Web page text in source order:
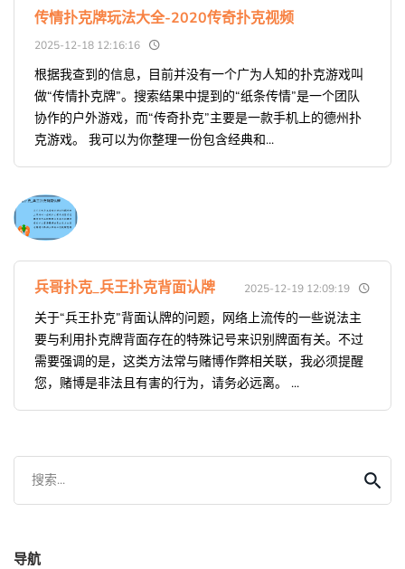
传情扑克牌玩法大全-2020传奇扑克视频
2025-12-18 12:16:16
根据我查到的信息，目前并没有一个广为人知的扑克游戏叫
做“传情扑克牌”。搜索结果中提到的“纸条传情”是一个团队
协作的户外游戏，而“传奇扑克”主要是一款手机上的德州扑
克游戏。 我可以为你整理一份包含经典和...
兵哥扑克_兵王扑克背面认牌 2025-12-19 12:09:19
关于“兵王扑克”背面认牌的问题，网络上流传的一些说法主
要与利用扑克牌背面存在的特殊记号来识别牌面有关。不过
需要强调的是，这类方法常与赌博作弊相关联，我必须提醒
您，赌博是非法且有害的行为，请务必远离。 ...
搜索...
导航